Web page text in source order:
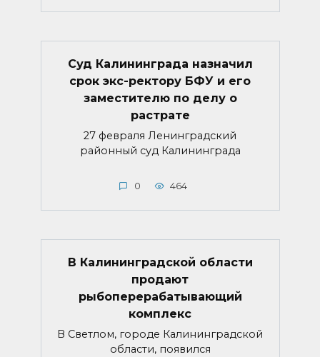
Суд Калининграда назначил
срок экс-ректору БФУ и его
заместителю по делу о
растрате
27 февраля Ленинградский
районный суд Калининграда
0 464
В Калининградской области
продают
рыбоперерабатывающий
комплекс
В Светлом, городе Калининградской
области, появился